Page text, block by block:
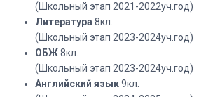
(Школьный этап 2021-2022уч.год)
Литература 8кл.
(Школьный этап 2023-2024уч.год)
ОБЖ8кл.
(Школьный этап 2023-2024уч.год)
Английский язык9кл.